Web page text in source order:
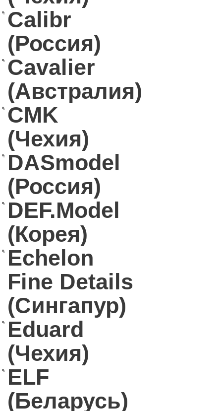
Calibr
(Россия)
Cavalier
(Австралия)
CMK
(Чехия)
DASmodel
(Россия)
DEF.Model
(Корея)
Echelon
Fine Details
(Сингапур)
Eduard
(Чехия)
ELF
(Беларусь)